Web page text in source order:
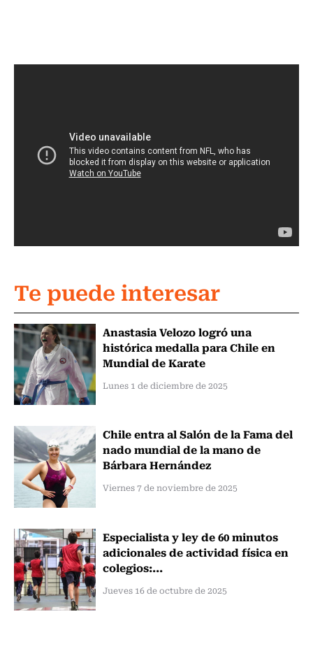
Te puede interesar
Anastasia Velozo logró una
histórica medalla para Chile en
Mundial de Karate
Lunes 1 de diciembre de 2025
Chile entra al Salón de la Fama del
nado mundial de la mano de
Bárbara Hernández
Viernes 7 de noviembre de 2025
Especialista y ley de 60 minutos
adicionales de actividad física en
colegios:...
Jueves 16 de octubre de 2025